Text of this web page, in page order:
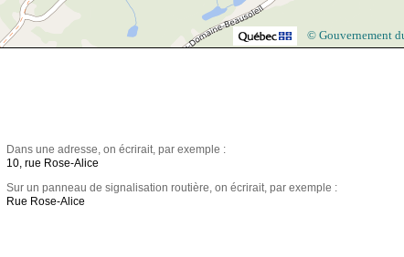
© Gouvernement
Dans une adresse, on écrirait, par exemple :
10, rue Rose-Alice
Sur un panneau de signalisation routière, on écrirait, par exemple :
Rue Rose-Alice